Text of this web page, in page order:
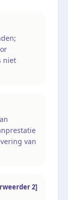
niet
van
2]